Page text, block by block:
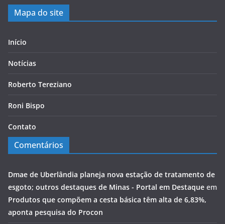
Mapa do site
Início
Notícias
Roberto Tereziano
Roni Bispo
Contato
Comentários
Dmae de Uberlândia planeja nova estação de tratamento de
esgoto; outros destaques de Minas - Portal em Destaque em
Produtos que compõem a cesta básica têm alta de 6,83%,
aponta pesquisa do Procon